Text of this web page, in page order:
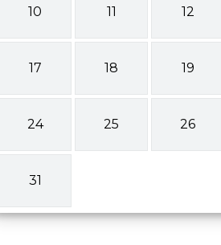
10 11 12
17 18 19
24 25 26
31